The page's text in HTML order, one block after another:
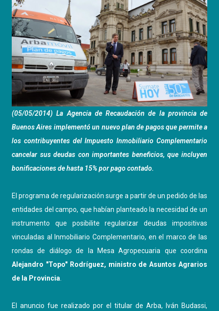
(05/05/2014) La Agencia de Recaudación de la provincia de
Buenos Aires implementó un nuevo plan de pagos que permite a
los contribuyentes del Impuesto Inmobiliario Complementario
cancelar sus deudas con importantes beneficios, que incluyen
bonificaciones de hasta 15% por pago contado.
El programa de regularización surge a partir de un pedido de las
entidades del campo, que habían planteado la necesidad de un
instrumento que posibilite regularizar deudas impositivas
vinculadas al Inmobiliario Complementario, en el marco de las
rondas de diálogo de la Mesa Agropecuaria que coordina
Alejandro "Topo" Rodríguez, ministro de Asuntos Agrarios
de la Provincia
El anuncio fue realizado por el titular de Arba, Iván Budassi,